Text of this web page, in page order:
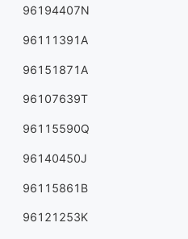
96194407N
96111391A
96151871A
96107639T
96115590Q
96140450J
96115861B
96121253K